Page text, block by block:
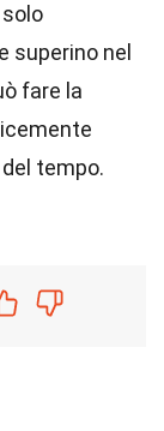
superino nel
fare la
tempo.